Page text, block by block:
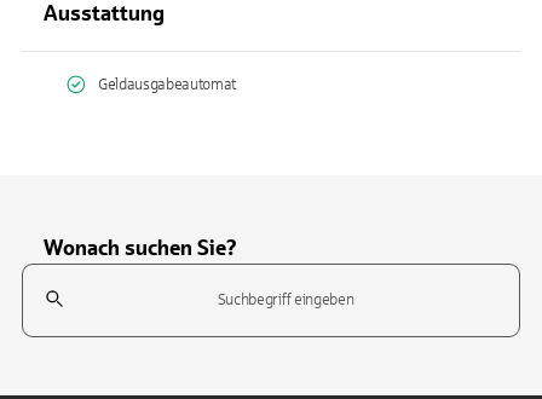
Ausstattung
Geldausgabeautomat
Wonach suchen Sie?
Suchfeld